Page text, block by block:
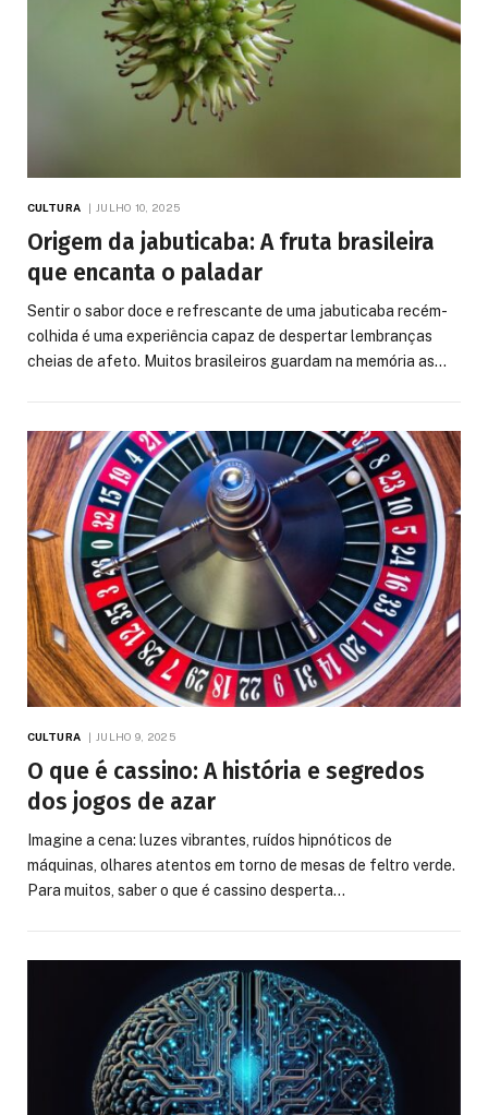
CULTURA JULHO 10, 2025
Origem da jabuticaba: A fruta brasileira
que encanta o paladar
Sentir o sabor doce e refrescante de uma jabuticaba recém-
colhida é uma experiência capaz de despertar lembranças
cheias de afeto. Muitos brasileiros guardam na memória as…
CULTURA JULHO 9, 2025
O que é cassino: A história e segredos
dos jogos de azar
Imagine a cena: luzes vibrantes, ruídos hipnóticos de
máquinas, olhares atentos em torno de mesas de feltro verde.
Para muitos, saber o que é cassino desperta…